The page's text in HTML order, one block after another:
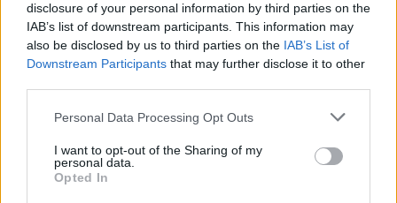
disclosure of your personal information by third parties on the
IAB’s list of downstream participants. This information may
also be disclosed by us to third parties on the IAB’s List of
Downstream Participants that may further disclose it to other
Personal Data Processing Opt Outs
I want to opt-out of the Sharing of my
personal data.
Opted In
EΛΒΑΛΧΑΛΚΟΡ: Με την
αύξηση μετοχικού κεφαλαίου θα
χρηματοδοτηθεί επενδυτικό
πρόγραμμα 855 εκατ. ευρω για
την περίοδο 2026-2030
22/07/26| 13:55
Αύξηση μετοχικού κεφαλαίου
Aktor: Ενδέχεται να αυξηθεί το